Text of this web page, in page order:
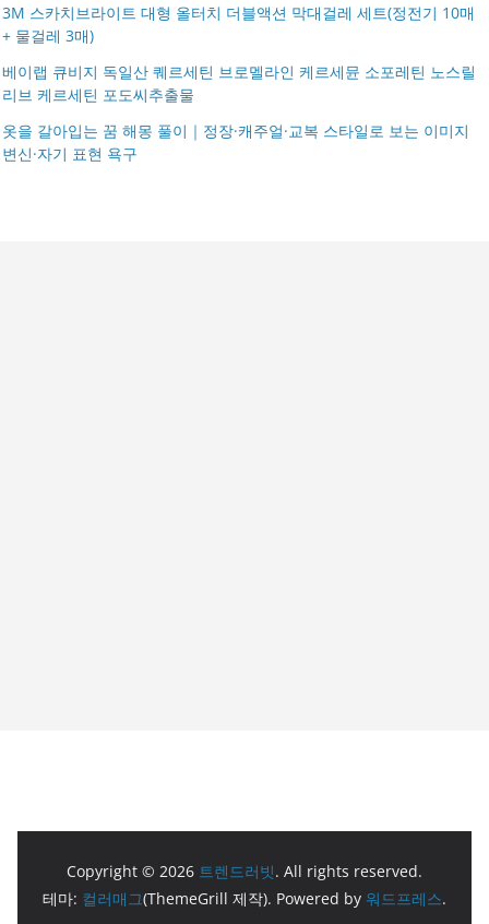
3M 스카치브라이트 대형 올터치 더블액션 막대걸레 세트(정전기 10매
+ 물걸레 3매)
베이랩 큐비지 독일산 퀘르세틴 브로멜라인 케르세뮨 소포레틴 노스릴
리브 케르세틴 포도씨추출물
옷을 갈아입는 꿈 해몽 풀이｜정장·캐주얼·교복 스타일로 보는 이미지
변신·자기 표현 욕구
Copyright © 2026 트렌드러빗. All rights reserved.
테마: 컬러매그(ThemeGrill 제작). Powered by 워드프레스.